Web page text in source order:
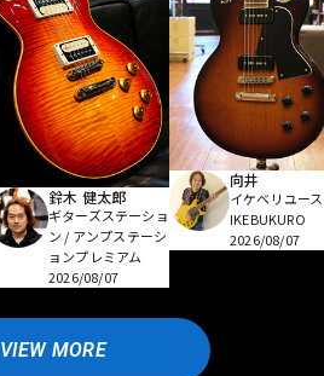
鈴木 健太郎
ギターズステーショ
ン / アンプステーシ
ョンプレミアム
2026/08/07
向井
イケベリユース
IKEBUKURO
2026/08/07
VIEW MORE